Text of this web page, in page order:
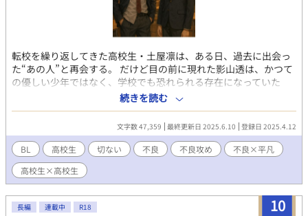
転校を繰り返してきた高校生・土屋凛は、ある日、過去に出会っ
た“あの人”と再会する。 だけど目の前に現れた影山透は、かつて
の優しい少年ではなく、学校でも恐れられる存在になっていた
――。 過去と今、優しさと傷、揺れる感情が交錯するなかで、凛
は本当の「想い」に触れていく。 切なさと優しさが沁みる、静か
に心を揺らすBL青春ストーリー。
続きを読む
文字数 47,359 最終更新日 2025.6.10 登録日 2025.4.12
BL 高校生 切ない 不良 不良攻め
不良×平凡
高校生×高校生
10
長編 連載中 R18